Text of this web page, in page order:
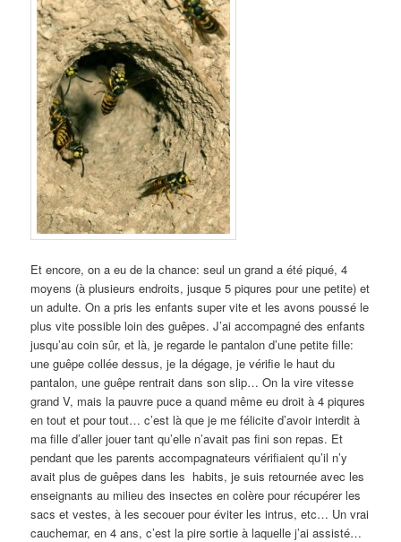
Et encore, on a eu de la chance: seul un grand a été piqué, 4
moyens (à plusieurs endroits, jusque 5 piqures pour une petite) et
un adulte. On a pris les enfants super vite et les avons poussé le
plus vite possible loin des guêpes. J’ai accompagné des enfants
jusqu’au coin sûr, et là, je regarde le pantalon d’une petite fille:
une guêpe collée dessus, je la dégage, je vérifie le haut du
pantalon, une guêpe rentrait dans son slip… On la vire vitesse
grand V, mais la pauvre puce a quand même eu droit à 4 piqures
en tout et pour tout… c’est là que je me félicite d’avoir interdit à
ma fille d’aller jouer tant qu’elle n’avait pas fini son repas. Et
pendant que les parents accompagnateurs vérifiaient qu’il n’y
avait plus de guêpes dans les habits, je suis retournée avec les
enseignants au milieu des insectes en colère pour récupérer les
sacs et vestes, à les secouer pour éviter les intrus, etc… Un vrai
cauchemar, en 4 ans, c’est la pire sortie à laquelle j’ai assisté…